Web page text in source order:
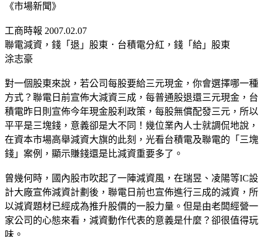
《市場新聞》
工商時報 2007.02.07
聯電減資，錢「退」股東．台積電分紅，錢「給」股東
涂志豪
對一個股東來說，若公司每股要給三元現金，你會選擇哪一種
方式？聯電日前宣佈大減資三成，每普通股退還三元現金，台
積電昨日則宣佈今年現金股利政策，每股無償配發三元，所以
平平是三塊錢，意義卻是大不同！幾位業內人士就調侃地說，
在資本市場高舉減資大旗的此刻，光看台積電及聯電的「三塊
錢」案例，顯示賺錢還是比減資重要多了。
曾幾何時，國內股市吹起了一陣減資風，在瑞昱、凌陽等IC設
計大廠宣佈減資計劃後，聯電日前也宣佈進行三成的減資，所
以減資題材已經成為推升股價的一股力量。但是由老闆經營一
家公司的心態來看，減資動作代表的意義是什麼？卻很值得玩
味。